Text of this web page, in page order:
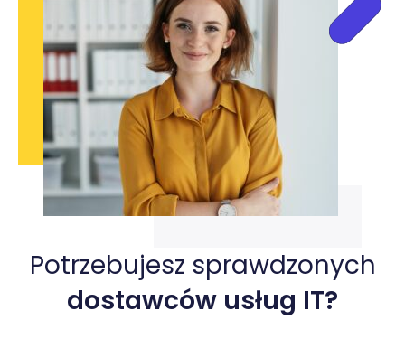
Potrzebujesz sprawdzonych
dostawców usług IT?